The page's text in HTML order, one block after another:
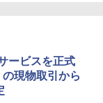
ービスを正式
現物取引から